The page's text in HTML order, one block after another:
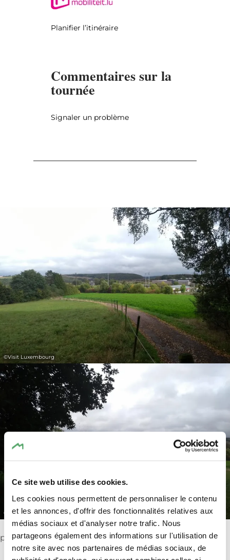
Ce site web utilise des cookies.
Les cookies nous permettent de personnaliser le contenu
et les annonces, d'offrir des fonctionnalités relatives aux
médias sociaux et d'analyser notre trafic. Nous
partageons également des informations sur l'utilisation de
notre site avec nos partenaires de médias sociaux, de
Planifier l’itinéraire
Commentaires sur la
tournée
Signaler un problème
©Visit Luxembourg
© Visit Luxembourg
Veillez à activer les cookies au cas où vous ne verriez
pas ce contenu.